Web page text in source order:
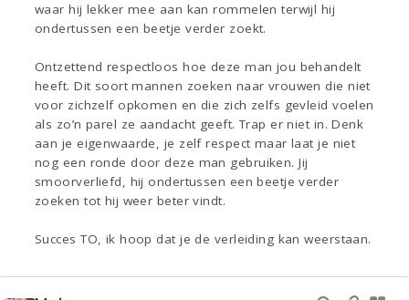
waar hij lekker mee aan kan rommelen terwijl hij
ondertussen een beetje verder zoekt.
Ontzettend respectloos hoe deze man jou behandelt
heeft. Dit soort mannen zoeken naar vrouwen die niet
voor zichzelf opkomen en die zich zelfs gevleid voelen
als zo’n parel ze aandacht geeft. Trap er niet in. Denk
aan je eigenwaarde, je zelf respect maar laat je niet
nog een ronde door deze man gebruiken. Jij
smoorverliefd, hij ondertussen een beetje verder
zoeken tot hij weer beter vindt.
Succes TO, ik hoop dat je de verleiding kan weerstaan.